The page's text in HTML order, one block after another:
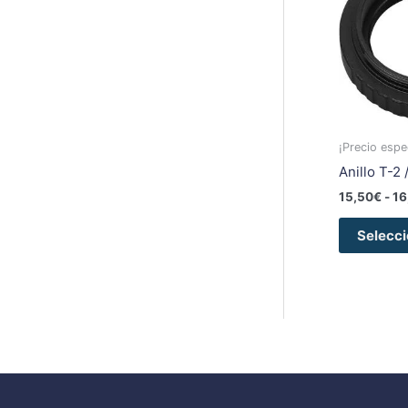
¡Precio
Anillo T-2
15,50€ -